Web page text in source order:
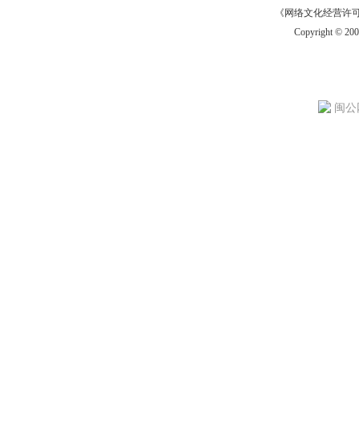
《网络文化经营许
Copyright ©
闽公